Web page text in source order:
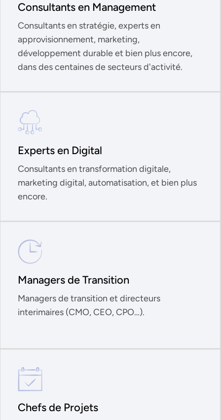
Consultants en Management
Consultants en stratégie, experts en
approvisionnement, marketing,
développement durable et bien plus encore,
dans des centaines de secteurs d'activité.
Experts en Digital
Consultants en transformation digitale,
marketing digital, automatisation, et bien plus
encore.
Managers de Transition
Managers de transition et directeurs
interimaires (CMO, CEO, CPO…).
Chefs de Projets